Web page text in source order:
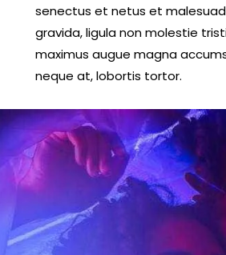
senectus et netus et
gravida, ligula non molestie
maximus augue magna
neque at, lobortis tortor.